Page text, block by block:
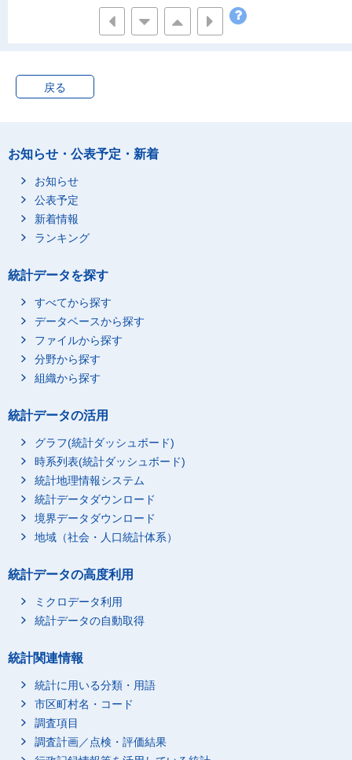
戻る
お知らせ・公表予定・新着
お知らせ
公表予定
新着情報
ランキング
統計データを探す
すべてから探す
データベースから探す
ファイルから探す
分野から探す
組織から探す
統計データの活用
グラフ(統計ダッシュボード)
時系列表(統計ダッシュボード)
統計地理情報システム
統計データダウンロード
境界データダウンロード
地域（社会・人口統計体系）
統計データの高度利用
ミクロデータ利用
統計データの自動取得
統計関連情報
統計に用いる分類・用語
市区町村名・コード
調査項目
調査計画／点検・評価結果